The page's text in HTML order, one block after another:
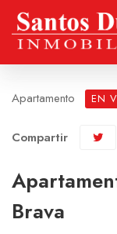
Apartamento EN
Compartir
Brava